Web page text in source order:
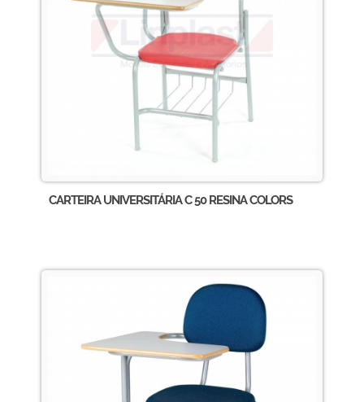
CARTEIRA UNIVERSITÁRIA C 50 RESINA COLORS